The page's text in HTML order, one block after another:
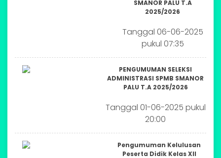
SMANOR PALU T.A
2025/2026
Tanggal 06-06-2025
pukul 07:35
PENGUMUMAN SELEKSI
ADMINISTRASI SPMB SMANOR
PALU T.A 2025/2026
Tanggal 01-06-2025 pukul
20:00
Pengumuman Kelulusan
Peserta Didik Kelas XII